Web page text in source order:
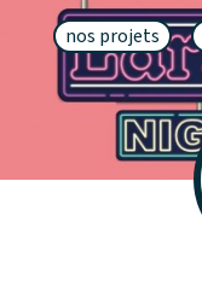
nos projets